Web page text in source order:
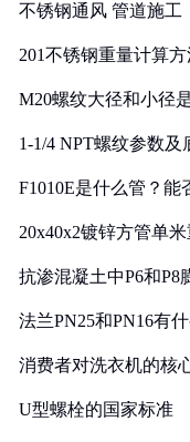
不锈钢通风 管道施工
201不锈钢重量计算
M20螺纹大径和小径
1-1/4 NPT螺纹参数
F1010E是什么管？能
20x40x2镀锌方管单
抗渗混凝土中P6和P8
法兰PN25和PN16有
消费者对洗衣机的核
U型螺栓的国家标准